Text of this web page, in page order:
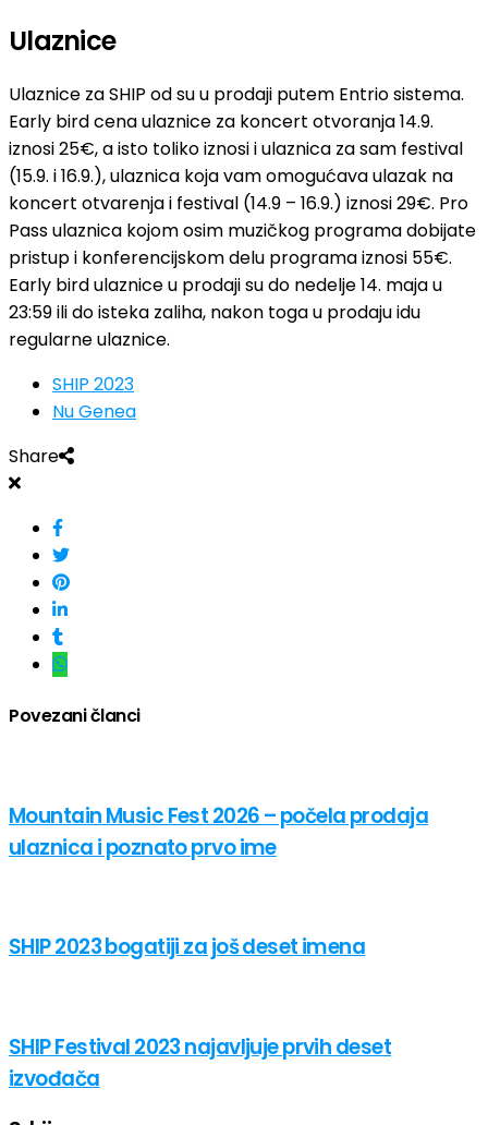
Ulaznice
Ulaznice za SHIP od su u prodaji putem Entrio sistema.
Early bird cena ulaznice za koncert otvoranja 14.9.
iznosi 25€, a isto toliko iznosi i ulaznica za sam festival
(15.9. i 16.9.), ulaznica koja vam omogućava ulazak na
koncert otvarenja i festival (14.9 – 16.9.) iznosi 29€. Pro
Pass ulaznica kojom osim muzičkog programa dobijate
pristup i konferencijskom delu programa iznosi 55€.
Early bird ulaznice u prodaji su do nedelje 14. maja u
23:59 ili do isteka zaliha, nakon toga u prodaju idu
regularne ulaznice.
SHIP 2023
Nu Genea
Share
Povezani članci
Mountain Music Fest 2026 – počela prodaja
ulaznica i poznato prvo ime
SHIP 2023 bogatiji za još deset imena
SHIP Festival 2023 najavljuje prvih deset
izvođača